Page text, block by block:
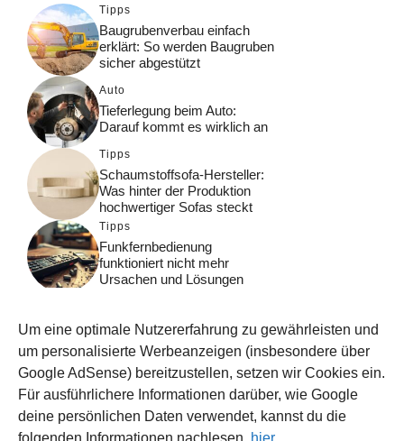
Um eine optimale Nutzererfahrung zu gewährleisten und
um personalisierte Werbeanzeigen (insbesondere über
Google AdSense) bereitzustellen, setzen wir Cookies ein.
Für ausführlichere Informationen darüber, wie Google
deine persönlichen Daten verwendet, kannst du die
folgenden Informationen nachlesen,
hier.
Tipps
Baugrubenverbau einfach
erklärt: So werden Baugruben
sicher abgestützt
Auto
Tieferlegung beim Auto:
Darauf kommt es wirklich an
Tipps
Schaumstoffsofa-Hersteller:
Was hinter der Produktion
hochwertiger Sofas steckt
Tipps
Funkfernbedienung
funktioniert nicht mehr
Ursachen und Lösungen
Lebensqualität durch
Neuromodulation
Tipps
Gemüse im eigenen Garten
richtig planen